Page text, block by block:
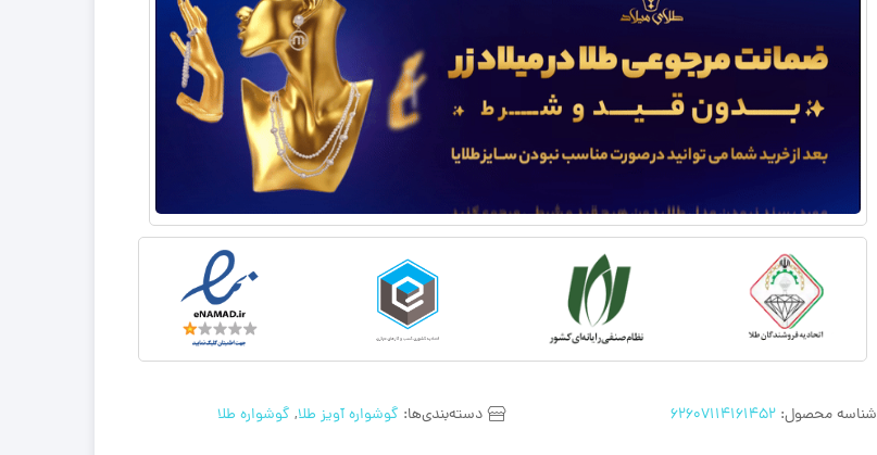
شناسه محصول:62607114161452 دسته‌بندی‌ها: گوشواره آویز طلا, گوشواره طلا